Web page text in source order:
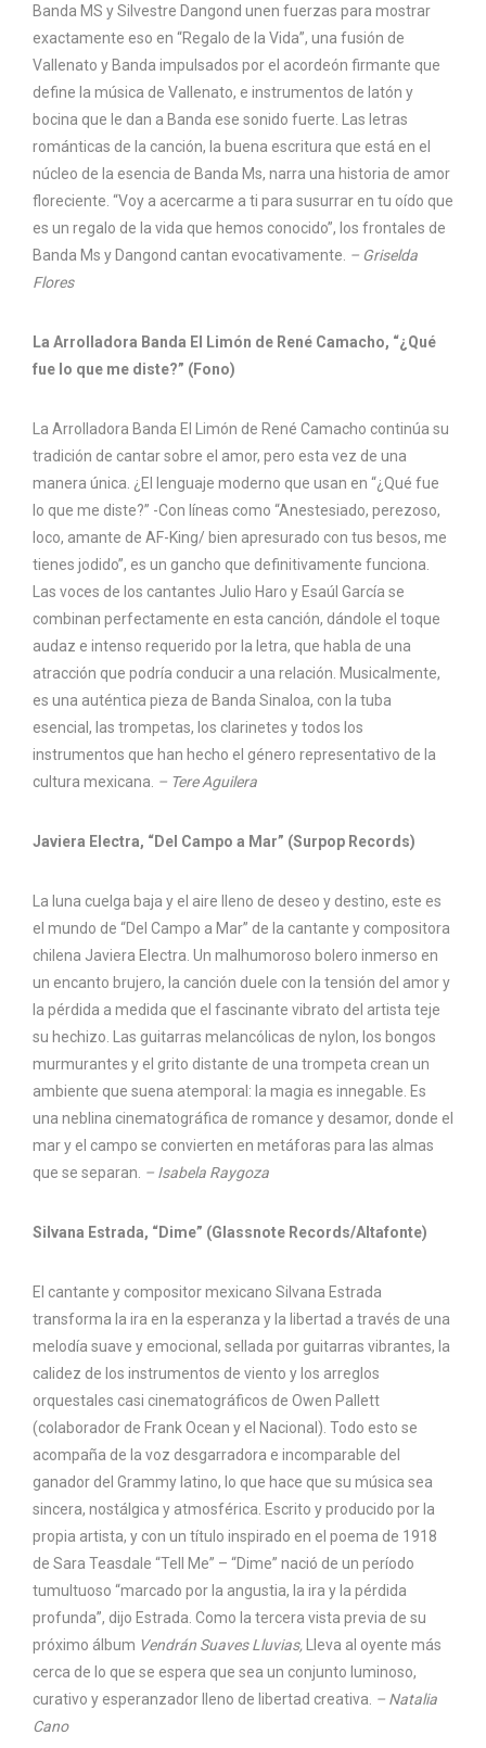
Banda MS y Silvestre Dangond unen fuerzas para mostrar
exactamente eso en “Regalo de la Vida”, una fusión de
Vallenato y Banda impulsados por el acordeón firmante que
define la música de Vallenato, e instrumentos de latón y
bocina que le dan a Banda ese sonido fuerte. Las letras
románticas de la canción, la buena escritura que está en el
núcleo de la esencia de Banda Ms, narra una historia de amor
floreciente. “Voy a acercarme a ti para susurrar en tu oído que
es un regalo de la vida que hemos conocido”, los frontales de
Banda Ms y Dangond cantan evocativamente. – Griselda
Flores
La Arrolladora Banda El Limón de René Camacho, “¿Qué
fue lo que me diste?” (Fono)
La Arrolladora Banda El Limón de René Camacho continúa su
tradición de cantar sobre el amor, pero esta vez de una
manera única. ¿El lenguaje moderno que usan en “¿Qué fue
lo que me diste?” -Con líneas como “Anestesiado, perezoso,
loco, amante de AF-King/ bien apresurado con tus besos, me
tienes jodido”, es un gancho que definitivamente funciona.
Las voces de los cantantes Julio Haro y Esaúl García se
combinan perfectamente en esta canción, dándole el toque
audaz e intenso requerido por la letra, que habla de una
atracción que podría conducir a una relación. Musicalmente,
es una auténtica pieza de Banda Sinaloa, con la tuba
esencial, las trompetas, los clarinetes y todos los
instrumentos que han hecho el género representativo de la
cultura mexicana. – Tere Aguilera
Javiera Electra, “Del Campo a Mar” (Surpop Records)
La luna cuelga baja y el aire lleno de deseo y destino, este es
el mundo de “Del Campo a Mar” de la cantante y compositora
chilena Javiera Electra. Un malhumoroso bolero inmerso en
un encanto brujero, la canción duele con la tensión del amor y
la pérdida a medida que el fascinante vibrato del artista teje
su hechizo. Las guitarras melancólicas de nylon, los bongos
murmurantes y el grito distante de una trompeta crean un
ambiente que suena atemporal: la magia es innegable. Es
una neblina cinematográfica de romance y desamor, donde el
mar y el campo se convierten en metáforas para las almas
que se separan. – Isabela Raygoza
Silvana Estrada, “Dime” (Glassnote Records/Altafonte)
El cantante y compositor mexicano Silvana Estrada
transforma la ira en la esperanza y la libertad a través de una
melodía suave y emocional, sellada por guitarras vibrantes, la
calidez de los instrumentos de viento y los arreglos
orquestales casi cinematográficos de Owen Pallett
(colaborador de Frank Ocean y el Nacional). Todo esto se
acompaña de la voz desgarradora e incomparable del
ganador del Grammy latino, lo que hace que su música sea
sincera, nostálgica y atmosférica. Escrito y producido por la
propia artista, y con un título inspirado en el poema de 1918
de Sara Teasdale “Tell Me” – “Dime” nació de un período
tumultuoso “marcado por la angustia, la ira y la pérdida
profunda”, dijo Estrada. Como la tercera vista previa de su
próximo álbum Vendrán Suaves Lluvias, Lleva al oyente más
cerca de lo que se espera que sea un conjunto luminoso,
curativo y esperanzador lleno de libertad creativa. – Natalia
Cano